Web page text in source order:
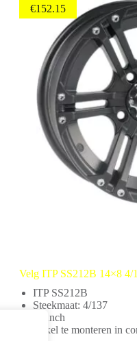
Velg ITP SS212B 14×8 4/
€152.15
ITP SS212B
Steekmaat: 4/137
14 inch
Enkel te monteren in